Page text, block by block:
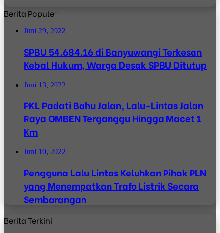
Berita Populer
Juni 29, 2022
SPBU 54.684.16 di Banyuwangi Terkesan
Kebal Hukum, Warga Desak SPBU Ditutup
Juni 13, 2022
PKL Padati Bahu Jalan, Lalu-Lintas Jalan
Raya OMBEN Terganggu Hingga Macet 1
Km
Juni 10, 2022
Pengguna Lalu Lintas Keluhkan Pihak PLN
yang Menempatkan Trafo Listrik Secara
Sembarangan
Berita Terkini